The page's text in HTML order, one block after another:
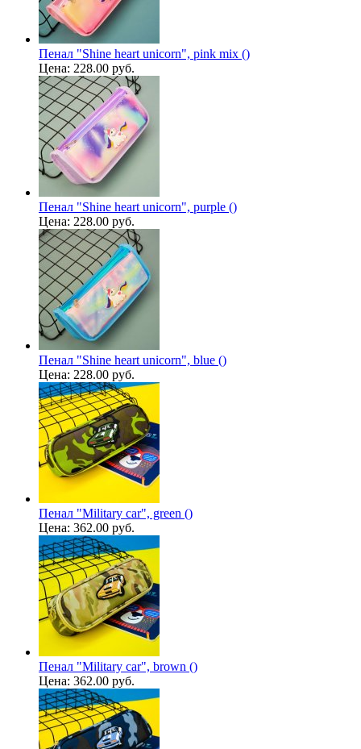
Пенал "Shine heart unicorn", pink mix ()
Цена: 228.00 руб.
Пенал "Shine heart unicorn", purple ()
Цена: 228.00 руб.
Пенал "Shine heart unicorn", blue ()
Цена: 228.00 руб.
Пенал "Military car", green ()
Цена: 362.00 руб.
Пенал "Military car", brown ()
Цена: 362.00 руб.